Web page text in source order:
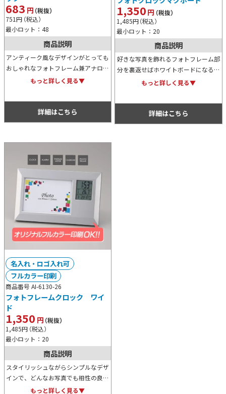
683 円（税抜）
751円（税込）
最小ロット：48
商品説明
アンティーク風なデザインがとっても
おしゃれなフォトフレーム兼アナログ
時計です。オリジナルデザインの名入
にも最適なアイテムです。
もっと詳しく見る▼
詳細はこちら
1,350円（税抜）
1,485円（税込）
最小ロット：20
商品説明
好きな写真を飾れるフォトフレーム部
分を裏返せばホワイトボードになる便
利アイテムです。下部のデジタル表示
もっと詳しく見る▼
詳細はこちら
商品番号 AI-6130-26
フォトフレームクロック ワイ
ド
1,350 円（税抜）
1,485円（税込）
最小ロット：20
名入れ・ロゴ入れ可
フルカラー印刷
商品説明
スタイリッシュながらシンプルなデザ
インで、どんなお写真でも相性の良い
フォトフレームクロックです。デジタ
もっと詳しく見る▼